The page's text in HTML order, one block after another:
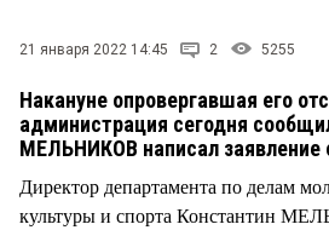
21 января 2022 14:45 2 5255
Накануне опровергавшая его
администрация сегодня
МЕЛЬНИКОВ написал заявление
Директор департамента по делам
культуры и спорта Константин